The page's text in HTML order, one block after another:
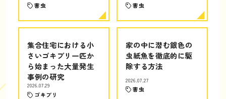
害虫 害虫
集合住宅における小
さいゴキブリ一匹か
ら始まった大量発生
事例の研究
2026.07.29
ゴキブリ
家の中に潜む銀色の
虫紙魚を徹底的に駆
除する方法
2026.07.27
害虫